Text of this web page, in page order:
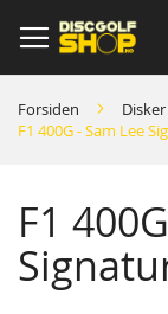
to
Content
Forsiden Disker
F1 400G - Sam Lee
F1